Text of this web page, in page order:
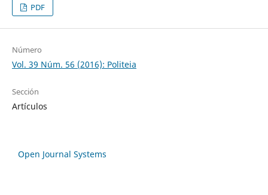
PDF
Número
Vol. 39 Núm. 56 (2016): Politeia
Sección
Artículos
Open Journal Systems